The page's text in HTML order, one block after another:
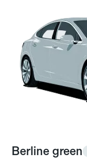
Berline green